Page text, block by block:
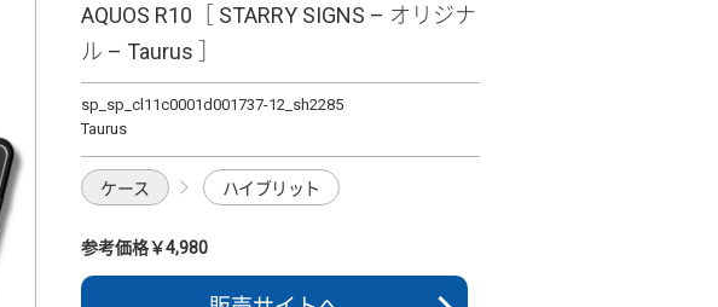
AQUOS R10［ STARRY SIGNS – オリジナ
ル – Taurus ］
sp_sp_cl11c0001d001737-12_sh2285
Taurus
ケース ハイブリット
参考価格￥4,980